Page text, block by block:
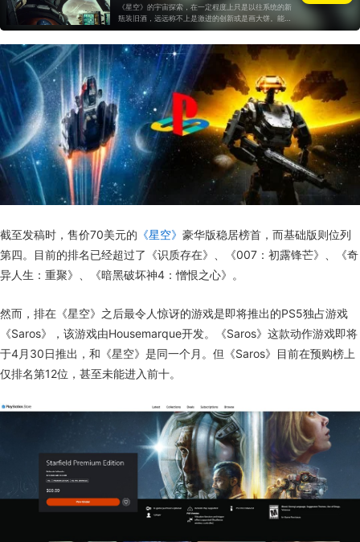
《星空》的宇宙探索，在一定程度上只是以往系统的新
瓶装旧酒，远远称不上是激进的创新或是画大饼。能够
做到目前的程度，我们认为是水到渠成。
截至发稿时，售价70美元的 《星空》 豪华版稳居榜首，而基础版则位列
第四。目前的排名已经超过了《识质存在》、《007：初露锋芒》、《奇
异人生：重聚》、《暗黑破坏神4：憎恨之心》。
然而，排在《星空》之后最令人惊讶的游戏是即将推出的PS5独占游戏
《Saros》，该游戏由Housemarque开发。《Saros》这款动作游戏即将
于4月30日推出，和《星空》是同一个月。但《Saros》目前在预购榜上
仅排名第12位，甚至未能进入前十。